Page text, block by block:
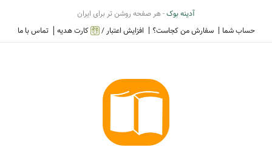
آدینه بوک- هر صفحه روشن تر برای ایران
حساب شما
سفارش من کجاست؟ افزایش اعتبار / کارت هدیه تماس با ما